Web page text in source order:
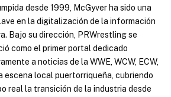
desde 1999, McGyver ha sido una
en la digitalización de la información
Bajo su dirección, PRWrestling se
como el primer portal dedicado
a noticias de la WWE, WCW, ECW,
escena local puertorriqueña, cubriendo
real la transición de la industria desde